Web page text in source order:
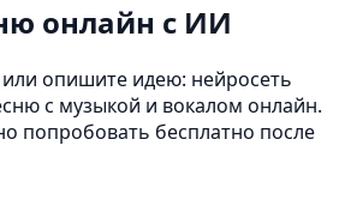
онлайн с ИИ
или опишите идею: нейросеть
с музыкой и вокалом онлайн.
попробовать бесплатно после